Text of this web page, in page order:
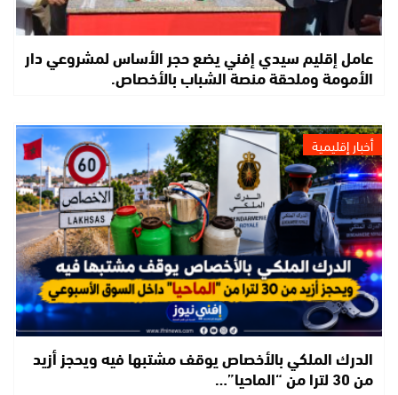
عامل إقليم سيدي إفني يضع حجر الأساس لمشروعي دار
الأمومة وملحقة منصة الشباب بالأخصاص.
أخبار إقليمية
الدرك الملكي بالأخصاص يوقف مشتبها فيه ويحجز أزيد
من 30 لترا من “الماحيا”…